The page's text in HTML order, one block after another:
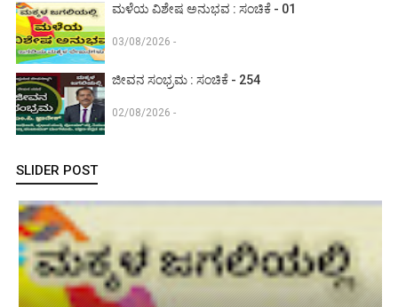
ಮಳೆಯ ವಿಶೇಷ ಅನುಭವ : ಸಂಚಿಕೆ - 01
03/08/2026 -
ಜೀವನ ಸಂಭ್ರಮ : ಸಂಚಿಕೆ - 254
02/08/2026 -
SLIDER POST